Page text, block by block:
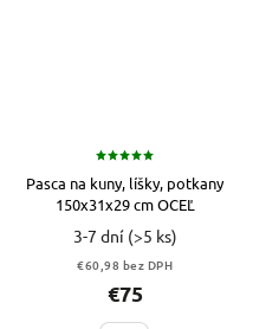
Pasca na kuny, líšky, potkany
150x31x29 cm OCEĽ
3-7 dní (>5 ks)
€60,98 bez DPH
€75